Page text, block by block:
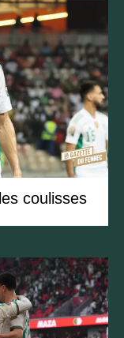
coulisses